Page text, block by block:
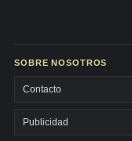
SOBRE NOSOTROS
Contacto
Publicidad